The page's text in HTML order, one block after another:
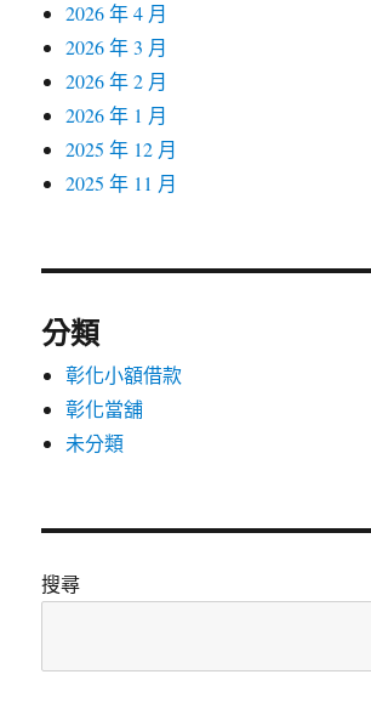
2026 年 4 月
2026 年 3 月
2026 年 2 月
2026 年 1 月
2025 年 12 月
2025 年 11 月
分類
彰化小額借款
彰化當舖
未分類
搜尋